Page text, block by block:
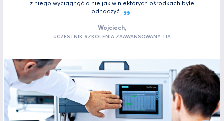
z niego wyciągnąć a nie jak w niektórych ośrodkach byle
odhaczyć
Wojciech,
UCZESTNIK SZKOLENIA ZAAWANSOWANY TIA